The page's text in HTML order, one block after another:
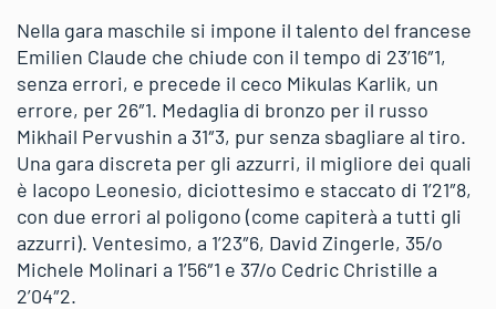
Nella gara maschile si impone il talento del francese
Emilien Claude che chiude con il tempo di 23’16″1,
senza errori, e precede il ceco Mikulas Karlik, un
errore, per 26″1. Medaglia di bronzo per il russo
Mikhail Pervushin a 31″3, pur senza sbagliare al tiro.
Una gara discreta per gli azzurri, il migliore dei quali
è Iacopo Leonesio, diciottesimo e staccato di 1’21″8,
con due errori al poligono (come capiterà a tutti gli
azzurri). Ventesimo, a 1’23″6, David Zingerle, 35/o
Michele Molinari a 1’56″1 e 37/o Cedric Christille a
2’04″2.